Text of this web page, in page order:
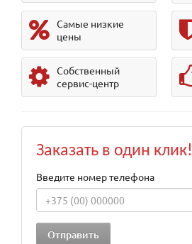
Самые низкие
цены
Собственный
сервис-центр
Заказать в один клик!
Введите номер телефона